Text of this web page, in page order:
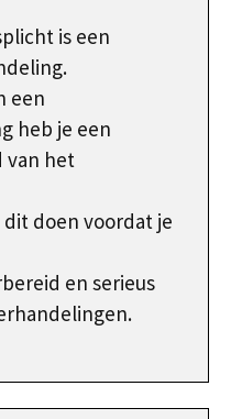
is een
een
heb je een
van het
doen voordat je
en serieus